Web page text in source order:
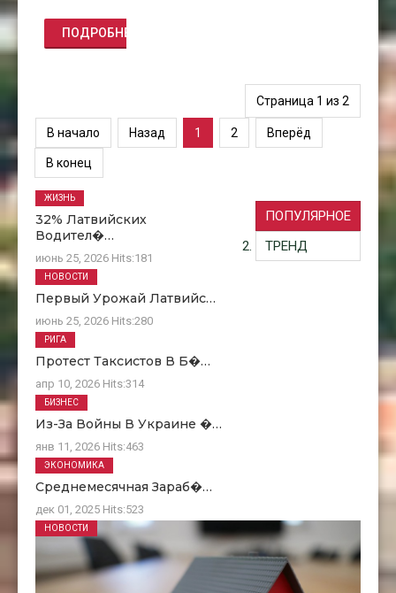
ПОДРОБНЕЕ...
Страница 1 из 2
В начало Назад 1 2 Вперёд
В конец
ПОПУЛЯРНОЕ
ТРЕНД
32% Латвийских
Водител�…
июнь 25, 2026 Hits:181
ЖИЗНЬ
Первый Урожай Латвийс…
июнь 25, 2026 Hits:280
НОВОСТИ
Протест Таксистов В Б�…
апр 10, 2026 Hits:314
РИГА
Из-За Войны В Украине �…
янв 11, 2026 Hits:463
БИЗНЕС
Среднемесячная Зараб�…
дек 01, 2025 Hits:523
ЭКОНОМИКА
НОВОСТИ